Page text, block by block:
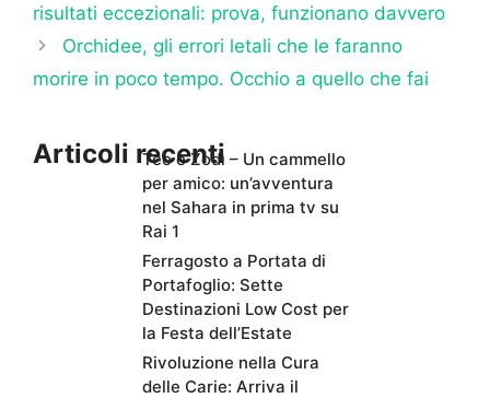
risultati eccezionali: prova, funzionano davvero
Orchidee, gli errori letali che le faranno
morire in poco tempo. Occhio a quello che fai
Articoli recentiTeo e Zodì – Un cammello
per amico: un’avventura
nel Sahara in prima tv su
Rai 1
Ferragosto a Portata di
Portafoglio: Sette
Destinazioni Low Cost per
la Festa dell’Estate
Rivoluzione nella Cura
delle Carie: Arriva il